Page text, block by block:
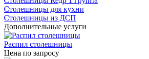
Столешницы для кухни
Столешницы из ДСП
Дополнительные услуги
Распил столешницы
Цена по запросу